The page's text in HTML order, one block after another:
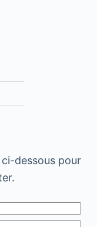
dessous pour